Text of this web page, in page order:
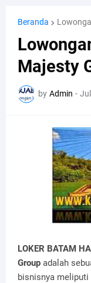
Beranda
Majesty
by Admin -
LOKER BATAM
Group adalah
bisnisnya